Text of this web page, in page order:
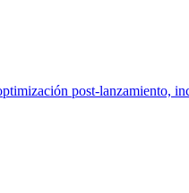
post-lanzamiento,